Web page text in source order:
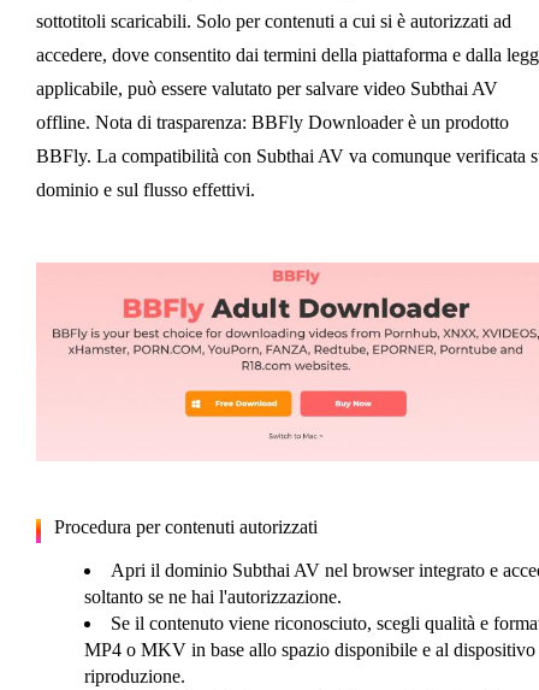
sottotitoli scaricabili. Solo per contenuti a cui si è autorizzati ad
accedere, dove consentito dai termini della piattaforma e dalla
applicabile, può essere valutato per salvare video Subthai AV
offline. Nota di trasparenza: BBFly Downloader è un prodotto
BBFly. La compatibilità con Subthai AV va comunque verificata
dominio e sul flusso effettivi.
Procedura per contenuti autorizzati
Apri il dominio Subthai AV nel browser integrato e
soltanto se ne hai l'autorizzazione.
Se il contenuto viene riconosciuto, scegli qualità e
MP4 o MKV in base allo spazio disponibile e al dispositivo
riproduzione.